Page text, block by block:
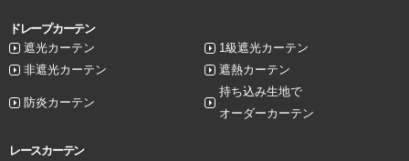
ドレープカーテン
遮光カーテン
1級遮光カーテン
非遮光カーテン
遮熱カーテン
防炎カーテン
持ち込み生地で
オーダーカーテン
レースカーテン